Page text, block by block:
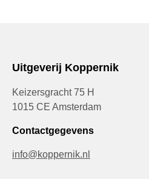
Uitgeverij Koppernik
Keizersgracht 75 H
1015 CE Amsterdam
Contactgegevens
info@koppernik.nl